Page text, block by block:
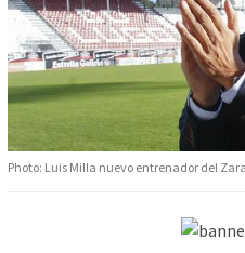
Photo: Luis Milla nuevo entrenador del